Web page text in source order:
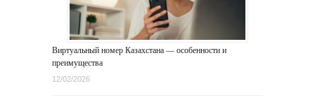
Виртуальный номер Казахстана — особенности и
преимущества
12/02/2026